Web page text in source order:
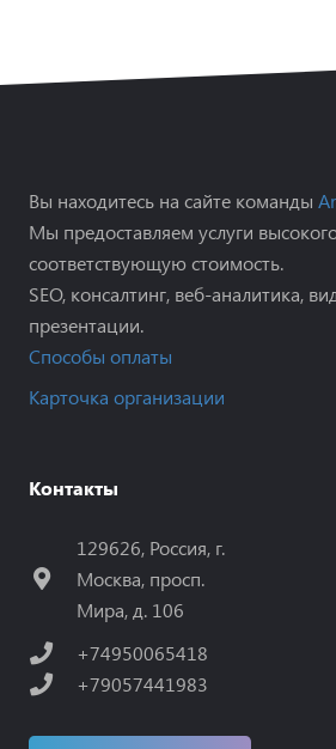
Вы находитесь на сайте команды
Мы предоставляем услуги
соответствующую стоимость.
SEO, консалтинг, веб-аналитика,
презентации.
Способы оплаты
Карточка организации
Контакты
129626, Россия, г.
Москва, просп.
Мира, д. 106
+74950065418
+79057441983